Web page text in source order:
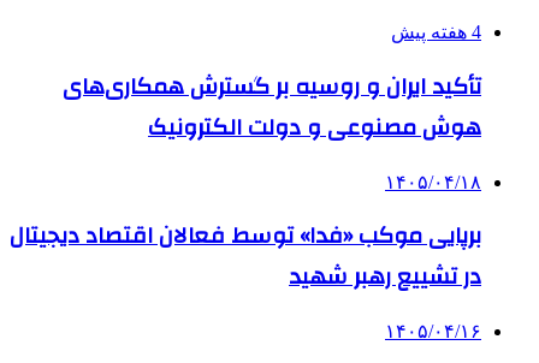
4 هفته پیش
تأکید ایران و روسیه بر گسترش همکاری‌های
هوش مصنوعی و دولت الکترونیک
۱۴۰۵/۰۴/۱۸
برپایی موکب «فدا» توسط فعالان اقتصاد دیجیتال
در تشییع رهبر شهید
۱۴۰۵/۰۴/۱۶